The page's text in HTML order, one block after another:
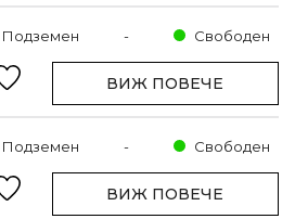
Подземен - Свободен
ВИЖ ПОВЕЧЕ
Подземен - Свободен
ВИЖ ПОВЕЧЕ